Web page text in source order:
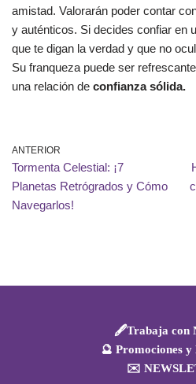
amistad. Valorarán poder contar
y auténticos. Si decides confiar en
que te digan la verdad y que no
Su franqueza puede ser
una relación de confianza sólida.
ANTERIOR
Tormenta Celestial: ¡7
Planetas Retrógrados y Cómo
Navegarlos!
🖋️Trabaja con
🔮 Promociones y
✉️